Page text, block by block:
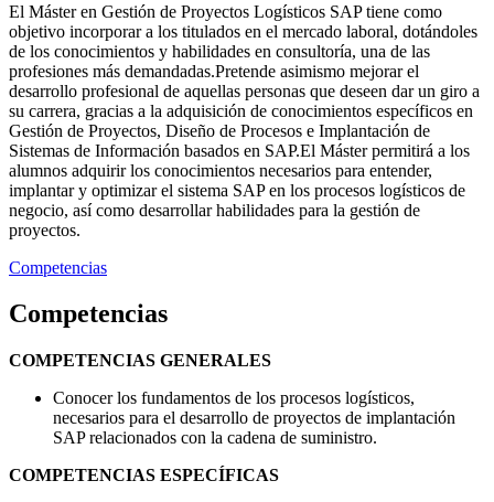
El Máster en Gestión de Proyectos Logísticos SAP tiene como
objetivo incorporar a los titulados en el mercado laboral, dotándoles
de los conocimientos y habilidades en consultoría, una de las
profesiones más demandadas.Pretende asimismo mejorar el
desarrollo profesional de aquellas personas que deseen dar un giro a
su carrera, gracias a la adquisición de conocimientos específicos en
Gestión de Proyectos, Diseño de Procesos e Implantación de
Sistemas de Información basados en SAP.El Máster permitirá a los
alumnos adquirir los conocimientos necesarios para entender,
implantar y optimizar el sistema SAP en los procesos logísticos de
negocio, así como desarrollar habilidades para la gestión de
proyectos.
Competencias
Competencias
COMPETENCIAS GENERALES
Conocer los fundamentos de los procesos logísticos,
necesarios para el desarrollo de proyectos de implantación
SAP relacionados con la cadena de suministro.
COMPETENCIAS ESPECÍFICAS